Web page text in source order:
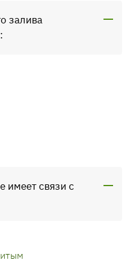
залива
имеет связи с